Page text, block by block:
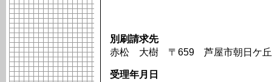
別刷請求先
赤松 大樹 〒659 芦屋市朝日ケ丘
受理年月日